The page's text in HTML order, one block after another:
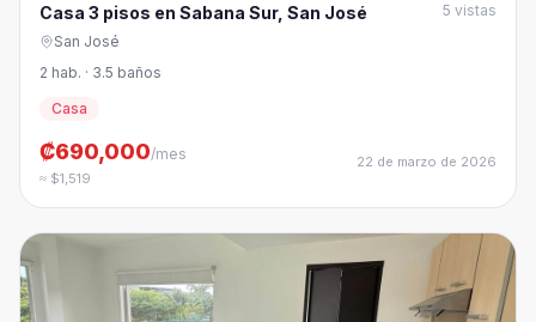
Casa 3 pisos en Sabana Sur, San José 5 vistas
San José
2 hab. · 3.5 baños
Casa
₡690,000/mes
≈ $1,519
22 de marzo de 2026